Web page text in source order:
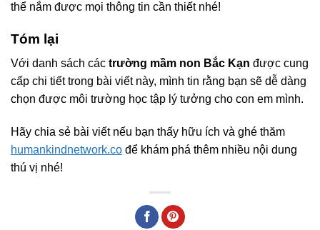
thể nắm được mọi thông tin cần thiết nhé!
Tóm lại
Với danh sách các trường mầm non Bắc Kạn được cung
cấp chi tiết trong bài viết này, mình tin rằng bạn sẽ dễ dàng
chọn được môi trường học tập lý tưởng cho con em mình.
Hãy chia sẻ bài viết nếu bạn thấy hữu ích và ghé thăm
humankindnetwork.co để khám phá thêm nhiều nội dung
thú vị nhé!